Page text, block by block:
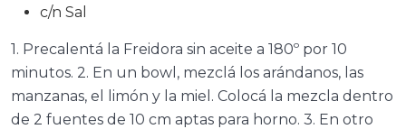
c/n Sal
1. Precalentá la Freidora sin aceite a 180º por 10
minutos. 2. En un bowl, mezclá los arándanos, las
manzanas, el limón y la miel. Colocá la mezcla dentro
de 2 fuentes de 10 cm aptas para horno. 3. En otro